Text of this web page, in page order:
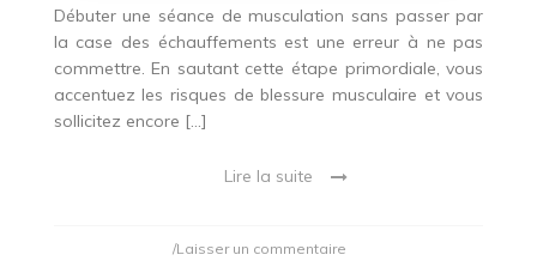
Débuter une séance de musculation sans passer par
la case des échauffements est une erreur à ne pas
commettre. En sautant cette étape primordiale, vous
accentuez les risques de blessure musculaire et vous
sollicitez encore […]
Lire la suite
/Laisser un commentaire